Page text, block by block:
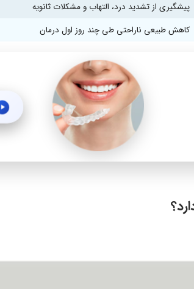
پیشگیری از تشدید درد، التهاب و مشکلات ثانویه
کاهش طبیعی ناراحتی طی چند روز اول درمان